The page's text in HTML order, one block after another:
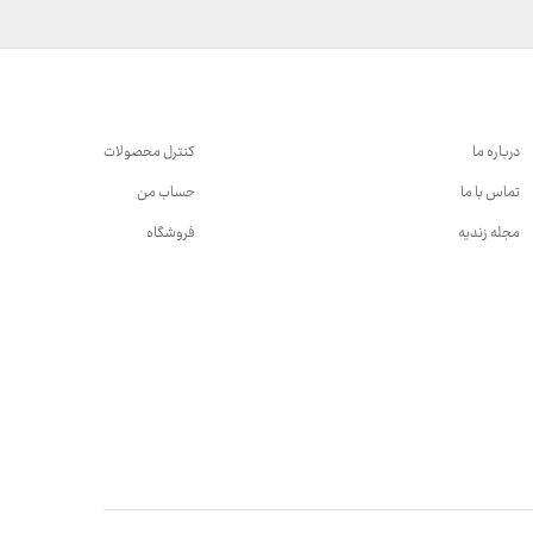
درباره ما
تماس با ما
مجله زندیه
کنترل محصولات
حساب من
فروشگاه